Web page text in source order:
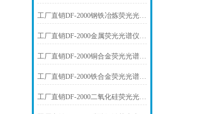
工厂直销DF-2000钢铁冶炼荧光光谱仪技术参数
工厂直销DF-2000金属荧光光谱仪技术参数
工厂直销DF-2000铜合金荧光光谱仪技术参数
工厂直销DF-2000铁合金荧光光谱仪技术参数
工厂直销DF-2000二氧化硅荧光光谱仪技术参数